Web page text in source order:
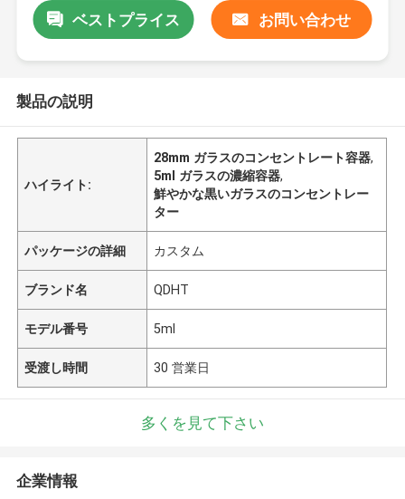
ベストプライス お問い合わせ
製品の説明
ハイライト:
28mm ガラスのコンセントレート容器,
5ml ガラスの濃縮容器,
鮮やかな黒いガラスのコンセントレー
ター
パッケージの詳細 カスタム
ブランド名 QDHT
モデル番号 5ml
受渡し時間 30 営業日
多くを見て下さい
企業情報